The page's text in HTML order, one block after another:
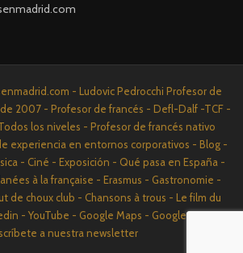
- Ludovic Pedrocchi Profesor de
2007 - Profesor de francés - Defl-Dalf -TCF -
los niveles - Profesor de francés nativo
experiencia en entornos corporativos - Blog -
- Ciné - Exposición - Qué pasa en España -
à la française - Erasmus - Gastronomie -
de choux club - Chansons à trous - Le film du
- YouTube - Google Maps - Google News -
a nuestra newsletter